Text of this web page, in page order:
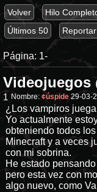
Volver Hilo
Últimos 50
Reportar
Página: 1-
Videojuegos
1 Nombre:¢úspide 29-03-
¿Los vampiros
Yo actualmente
obteniendo todos
Minecraft y a veces
con mi sobrina.
He estado
pero esta vez con
algo nuevo, como